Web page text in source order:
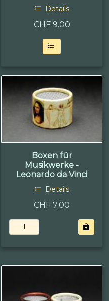
Details
CHF 9.00
Boxen für
Musikwerke -
Leonardo da Vinci
Details
CHF 7.00